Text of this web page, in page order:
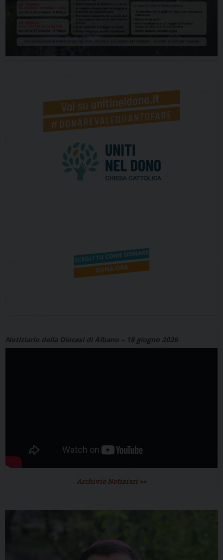
Notiziario della Diocesi di Albano – 18 giugno 2026
Archivio Notiziari >>